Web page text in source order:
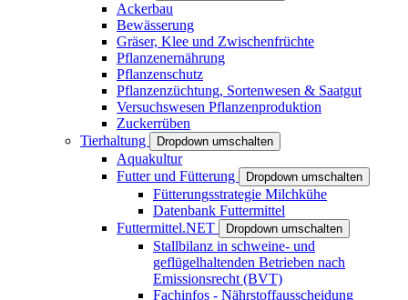
Ackerbau
Bewässerung
Gräser, Klee und Zwischenfrüchte
Pflanzenernährung
Pflanzenschutz
Pflanzenzüchtung, Sortenwesen & Saatgut
Versuchswesen Pflanzenproduktion
Zuckerrüben
Tierhaltung
Dropdown umschalten
Aquakultur
Futter und Fütterung
Dropdown umschalten
Fütterungsstrategie Milchkühe
Datenbank Futtermittel
Futtermittel.NET
Dropdown umschalten
Stallbilanz in schweine- und
geflügelhaltenden Betrieben nach
Emissionsrecht (BVT)
Fachinfos - Nährstoffausscheidung